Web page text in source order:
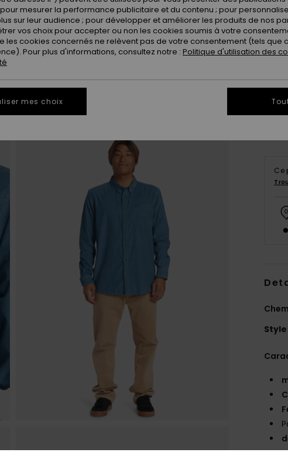
Ce
Style
mesurer la performance publicitaire et du contenu ; pour
sur leur audience ; pour développer et améliorer les produits de nos
vos choix pour accepter ou non les cookies soumis à votre
les cookies concernés ne relèvent pas de votre consentement (tels que
Pour plus d'informations, consultez notre : Politique d'utilisation des
mes choix